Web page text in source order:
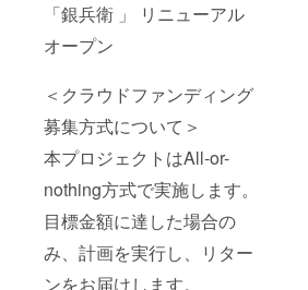
「銀兵衛 」 リニューアル
オープン
＜クラウドファンディング
募集方式について＞
本プロジェクトはAll-or-
nothing方式で実施します。
目標金額に達した場合の
み、計画を実行し、リター
ンをお届けします。